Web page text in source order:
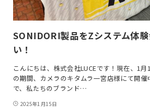
SONIDORI製品をZシステム体
い！
こんにちは、株式会社LUCEです！現在、1
の期間、カメラのキタムラ一宮店様にて開
で、私たちのブランド…
2025年1月15日